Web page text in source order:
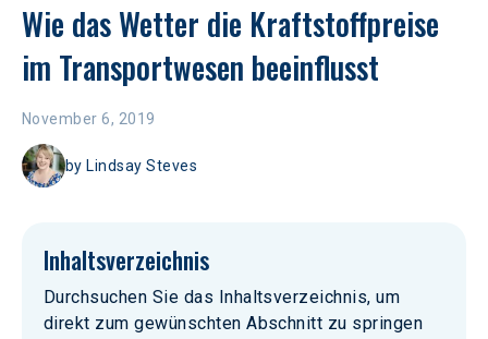
Wie das Wetter die Kraftstoffpreise
im Transportwesen beeinflusst
November 6, 2019
by Lindsay Steves
Inhaltsverzeichnis
Durchsuchen Sie das Inhaltsverzeichnis, um
direkt zum gewünschten Abschnitt zu springen